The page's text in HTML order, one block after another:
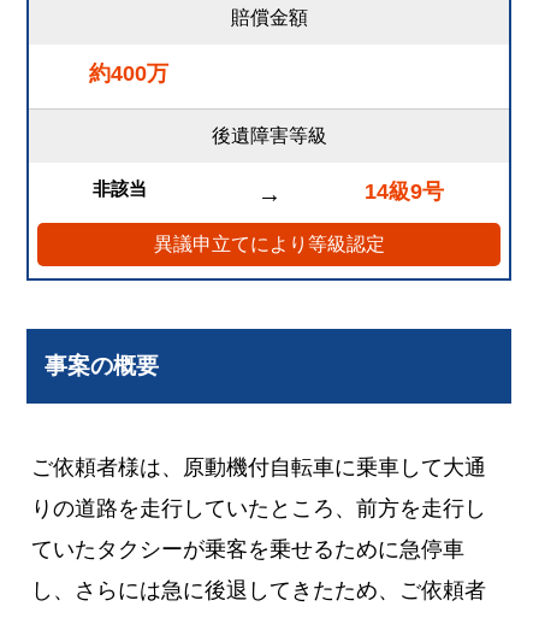
賠償金額
約400万
後遺障害等級
非該当 → 14級9号
異議申立てにより等級認定
事案の概要
ご依頼者様は、原動機付自転車に乗車して大通
りの道路を走行していたところ、前方を走行し
ていたタクシーが乗客を乗せるために急停車
し、さらには急に後退してきたため、ご依頼者